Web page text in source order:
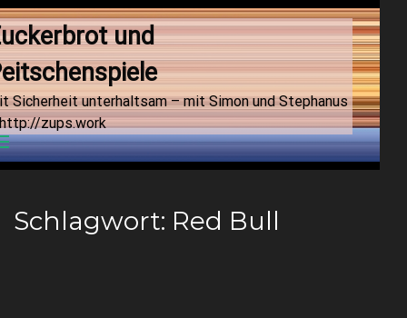
und
Sicherheit unterhaltsam – mit Simon und Stephanus
zups.work
Schlagwort: Red Bull